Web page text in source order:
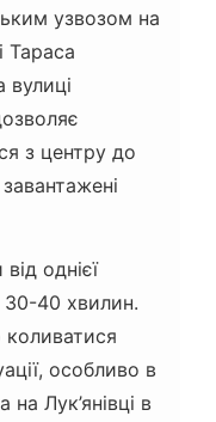
узвозом на
Тараса
з центру до
однієї
30-40 хвилин.
особливо в
на Лук’янівці в